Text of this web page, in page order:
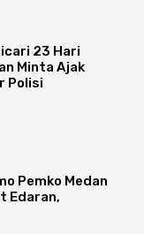
23 Hari
Minta Ajak
Polisi
Pemko Medan
Edaran,